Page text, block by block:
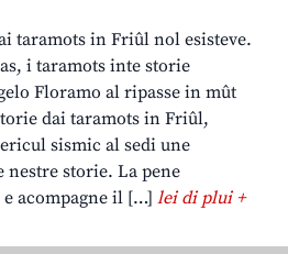
taramots in Friûl nol esisteve.
i taramots inte storie
Floramo al ripasse in mût
dai taramots in Friûl,
sismic al sedi une
nestre storie. La pene
acompagne il […] lei di plui +